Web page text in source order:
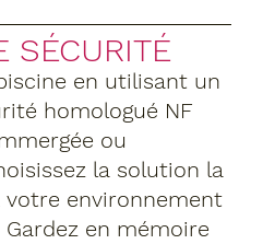
SÉCURITÉ
en utilisant un
homologué NF
ou
la solution la
votre environnement
en mémoire